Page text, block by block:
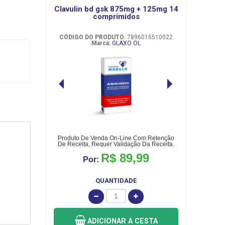
clavulin bd gsk 875mg + 125mg 14
comprimidos
CÓDIGO DO PRODUTO: 7896015510022
Marca: GLAXO OL
Produto De Venda On-Line Com Retenção
De Receita, Requer Validação Da Receita.
Por: R$ 89,99
QUANTIDADE
ADICIONAR A CESTA